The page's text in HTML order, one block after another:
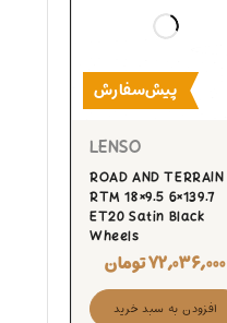
پیش‌سفارش
LENSO
ROAD AND TERRAIN
RTM 18×9.5 6×139.7
ET20 Satin Black
Wheels
۷۲,۰۳۶,۰۰۰تومان
افزودن به سبد خرید